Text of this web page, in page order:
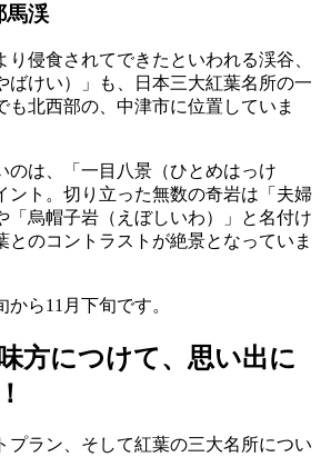
馬渓
侵食されてできたといわれる渓谷、
ばけい）」も、日本三大紅葉名所の一
も北西部の、中津市に位置していま
のは、「一目八景（ひとめはっけ
ント。切り立った無数の奇岩は「夫婦
「烏帽子岩（えぼしいわ）」と名付け
とのコントラストが絶景となっていま
ら11月下旬です。
方につけて、思い出に
プラン、そして紅葉の三大名所につい